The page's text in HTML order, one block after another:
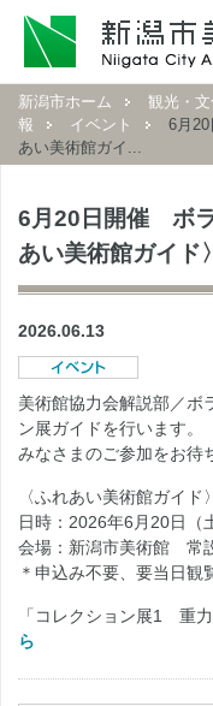
新潟市ホーム 観光・
報
イベント
6月
あい美術館ガイ...
6月20日開催 ボ
あい美術館ガイド〉
2026.06.13
美術館協力会解説部／ボ
ン展ガイドを行います。
みなさまのご参加をお待
〈ふれあい美術館ガイド〉
日時：2026年6月20日
会場：新潟市美術館 常
＊申込み不要、要当日観
「コレクション展1 重
ら